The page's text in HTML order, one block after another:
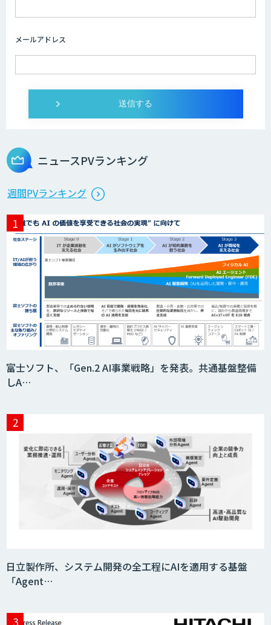
メールアドレス
ニュースPVランキング
週間PVランキング
富士ソフト、「Gen.2 AI事業戦略」を発表。共通基盤整備
しA…
日立製作所、システム開発の全工程にAIを適用する基盤
「Agent…